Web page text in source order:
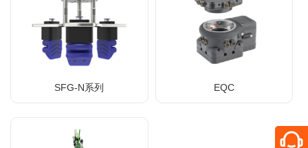
SFG-N系列 EQC